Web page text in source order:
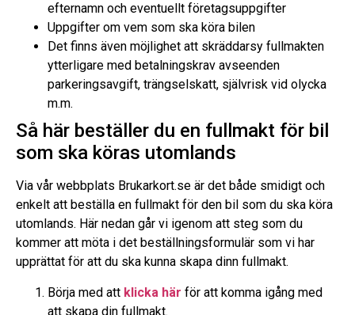
efternamn och eventuellt företagsuppgifter
Uppgifter om vem som ska köra bilen
Det finns även möjlighet att skräddarsy fullmakten
ytterligare med betalningskrav avseenden
parkeringsavgift, trängselskatt, självrisk vid olycka
m.m.
Så här beställer du en fullmakt för bil
som ska köras utomlands
Via vår webbplats Brukarkort.se är det både smidigt och
enkelt att beställa en fullmakt för den bil som du ska köra
utomlands. Här nedan går vi igenom att steg som du
kommer att möta i det beställningsformulär som vi har
upprättat för att du ska kunna skapa dinn fullmakt.
Börja med att klicka här för att komma igång med
att skapa din fullmakt.